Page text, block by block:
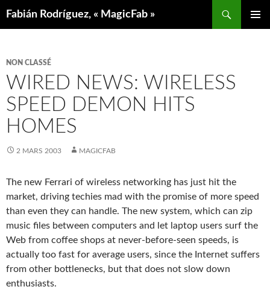
Fabián Rodríguez, « MagicFab »
NON CLASSÉ
WIRED NEWS: WIRELESS
SPEED DEMON HITS
HOMES
2 MARS 2003 MAGICFAB
The new Ferrari of wireless networking has just hit the
market, driving techies mad with the promise of more speed
than even they can handle. The new system, which can zip
music files between computers and let laptop users surf the
Web from coffee shops at never-before-seen speeds, is
actually too fast for average users, since the Internet suffers
from other bottlenecks, but that does not slow down
enthusiasts.